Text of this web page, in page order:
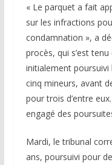
« Le parquet a fait
sur les infractions
condamnation », a
procès, qui s’est
initialement
cinq mineurs, avant
pour trois d’entre
engagé des
Mardi, le tribunal
ans, poursuivi pour